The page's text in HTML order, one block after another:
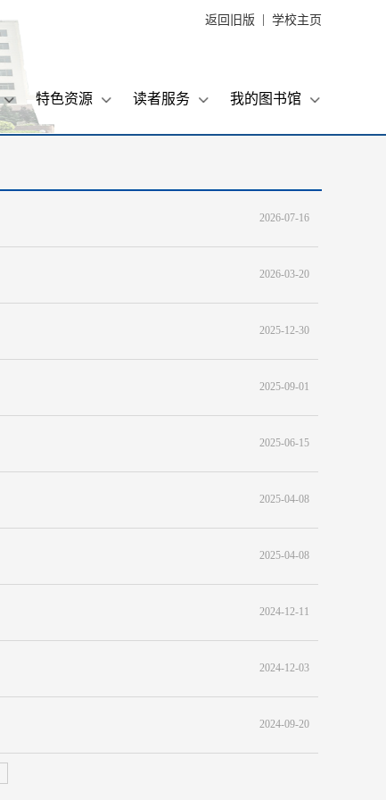
返回旧版 学校主页
特色资源 读者服务 我的图书馆
2026-07-16
2026-03-20
2025-12-30
2025-09-01
2025-06-15
2025-04-08
2025-04-08
2024-12-11
2024-12-03
2024-09-20